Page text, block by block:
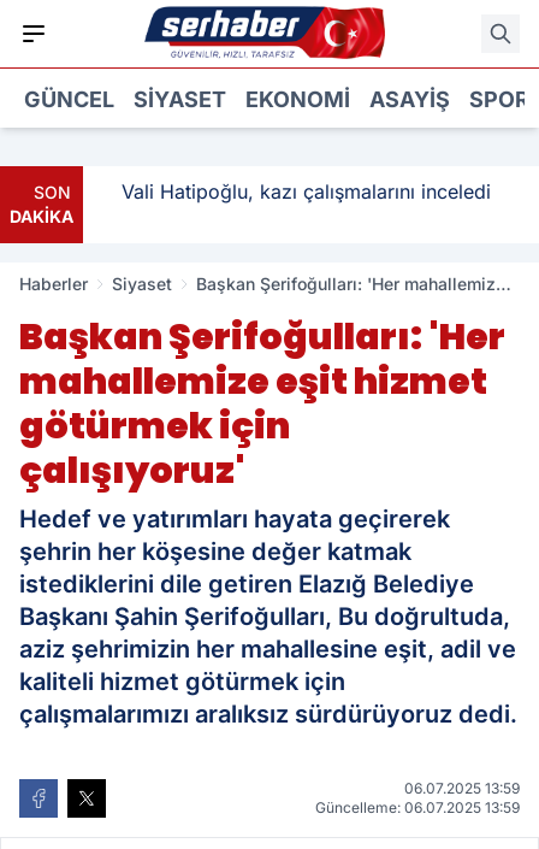
GÜNCEL SIYASET EKONOMI ASAYIŞ SPOR
SON
DAKİKA
Vali Hatipoğlu, kazı çalışmalarını inceledi
Haberler Siyaset
Başkan Şerifoğulları: 'Her mahallemize
Başkan Şerifoğulları: 'Her
mahallemize eşit hizmet
götürmek için
çalışıyoruz'
Hedef ve yatırımları hayata geçirerek
şehrin her köşesine değer katmak
istediklerini dile getiren Elazığ Belediye
Başkanı Şahin Şerifoğulları, Bu doğrultuda,
aziz şehrimizin her mahallesine eşit, adil ve
kaliteli hizmet götürmek için
çalışmalarımızı aralıksız sürdürüyoruz dedi.
06.07.2025 13:59
Güncelleme: 06.07.2025 13:59